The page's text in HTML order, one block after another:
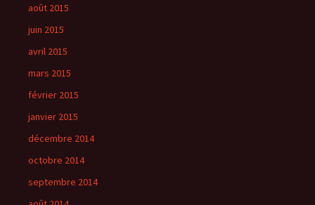
août 2015
juin 2015
avril 2015
mars 2015
février 2015
janvier 2015
décembre 2014
octobre 2014
septembre 2014